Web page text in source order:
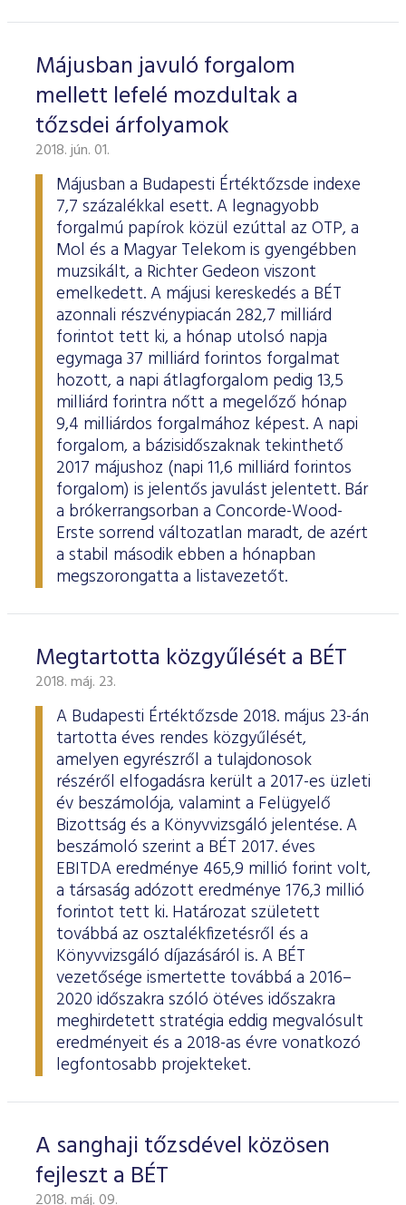
Májusban javuló forgalom
mellett lefelé mozdultak a
tőzsdei árfolyamok
2018. jún. 01.
Májusban a Budapesti Értéktőzsde indexe
7,7 százalékkal esett. A legnagyobb
forgalmú papírok közül ezúttal az OTP, a
Mol és a Magyar Telekom is gyengébben
muzsikált, a Richter Gedeon viszont
emelkedett. A májusi kereskedés a BÉT
azonnali részvénypiacán 282,7 milliárd
forintot tett ki, a hónap utolsó napja
egymaga 37 milliárd forintos forgalmat
hozott, a napi átlagforgalom pedig 13,5
milliárd forintra nőtt a megelőző hónap
9,4 milliárdos forgalmához képest. A napi
forgalom, a bázisidőszaknak tekinthető
2017 májushoz (napi 11,6 milliárd forintos
forgalom) is jelentős javulást jelentett. Bár
a brókerrangsorban a Concorde-Wood-
Erste sorrend változatlan maradt, de azért
a stabil második ebben a hónapban
megszorongatta a listavezetőt.
Megtartotta közgyűlését a BÉT
2018. máj. 23.
A Budapesti Értéktőzsde 2018. május 23-án
tartotta éves rendes közgyűlését,
amelyen egyrészről a tulajdonosok
részéről elfogadásra került a 2017-es üzleti
év beszámolója, valamint a Felügyelő
Bizottság és a Könyvvizsgáló jelentése. A
beszámoló szerint a BÉT 2017. éves
EBITDA eredménye 465,9 millió forint volt,
a társaság adózott eredménye 176,3 millió
forintot tett ki. Határozat született
továbbá az osztalékfizetésről és a
Könyvvizsgáló díjazásáról is. A BÉT
vezetősége ismertette továbbá a 2016–
2020 időszakra szóló ötéves időszakra
meghirdetett stratégia eddig megvalósult
eredményeit és a 2018-as évre vonatkozó
legfontosabb projekteket.
A sanghaji tőzsdével közösen
fejleszt a BÉT